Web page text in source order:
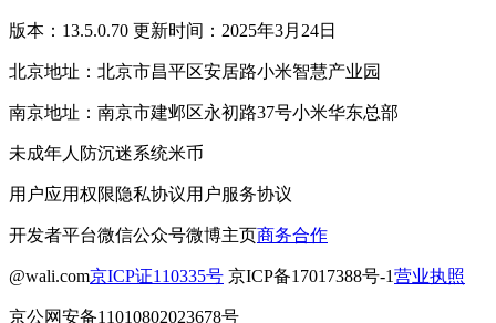
版本：13.5.0.70 更新时间：2025年3月24日
北京地址：北京市昌平区安居路小米智慧产业园
南京地址：南京市建邺区永初路37号小米华东总部
未成年人防沉迷系统米币
用户应用权限隐私协议用户服务协议
开发者平台微信公众号微博主页商务合作
@wali.com京ICP证110335号 京ICP备17017388号-1营业执照
京公网安备11010802023678号